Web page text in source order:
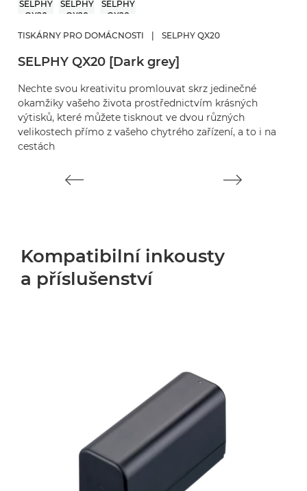
TISKÁRNY PRO DOMÁCNOSTI SELPHY QX20
SELPHY QX20 [Dark grey]
Nechte svou kreativitu promlouvat skrz jedinečné
okamžiky vašeho života prostřednictvím krásných
výtisků, které můžete tisknout ve dvou různých
velikostech přímo z vašeho chytrého zařízení, a to i na
cestách
Kompatibilní inkousty
a příslušenství